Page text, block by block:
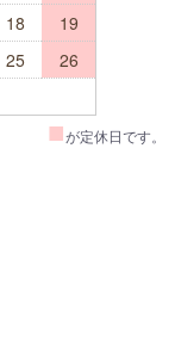
18
19
25
26
■が定休日です。